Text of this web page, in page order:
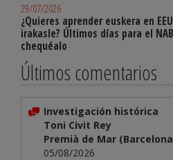
29/07/2026
¿Quieres aprender euskera en
irakasle? Últimos días para el
chequéalo
Últimos comentarios
Investigación histórica
Toni Civit Rey
Premià de Mar
05/08/2026